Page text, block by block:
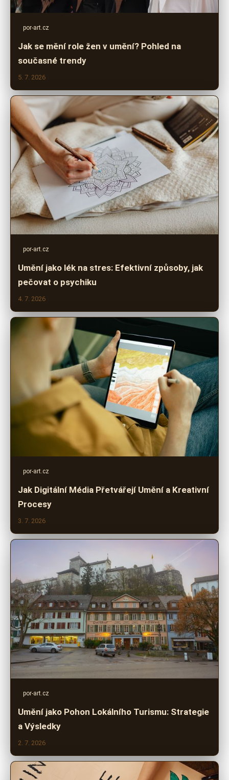
por-art.cz
Jak se mění role žen v umění? Pohled na
současné trendy
5. 7. 2026
por-art.cz
Umění jako lék na stres: Efektivní způsoby, jak
pečovat o psychiku
4. 7. 2026
por-art.cz
Jak Digitální Média Přetvářejí Umění a Kreativní
Procesy
3. 7. 2026
por-art.cz
Umění jako Pohon Lokálního Turismu: Strategie
a Výsledky
2. 7. 2026